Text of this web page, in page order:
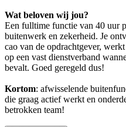
Wat beloven wij jou?
Een fulltime functie van 40 uur
buitenwerk en zekerheid. Je
cao van de opdrachtgever,
op een vast dienstverband
bevalt. Goed geregeld dus!
Kortom: afwisselende
die graag actief werkt en
betrokken team!